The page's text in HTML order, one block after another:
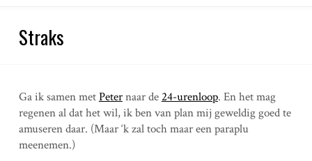
Straks
Ga ik samen metPeternaar de 24-urenloop. En het mag
regenen al dat het wil, ik ben van plan mij geweldig goed te
amuseren daar. (Maar ‘k zal toch maar een paraplu
meenemen.)